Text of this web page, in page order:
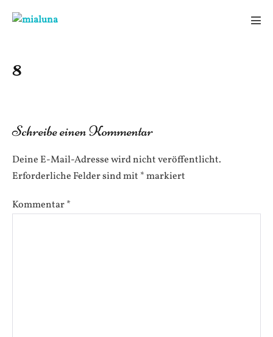
Inhalt
8
Schreibe einen Kommentar
Deine E-Mail-Adresse wird nicht veröffentlicht.
Erforderliche Felder sind mit *markiert
Kommentar*